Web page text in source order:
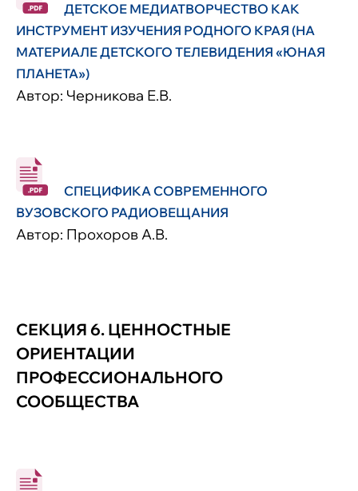
ДЕТСКОЕ МЕДИАТВОРЧЕСТВО КАК
ИНСТРУМЕНТ ИЗУЧЕНИЯ РОДНОГО КРАЯ (НА
МАТЕРИАЛЕ ДЕТСКОГО ТЕЛЕВИДЕНИЯ «ЮНАЯ
ПЛАНЕТА»)
Автор: Черникова Е.В.
СПЕЦИФИКА СОВРЕМЕННОГО
ВУЗОВСКОГО РАДИОВЕЩАНИЯ
Автор: Прохоров А.В.
СЕКЦИЯ 6. ЦЕННОСТНЫЕ
ОРИЕНТАЦИИ
ПРОФЕССИОНАЛЬНОГО
СООБЩЕСТВА